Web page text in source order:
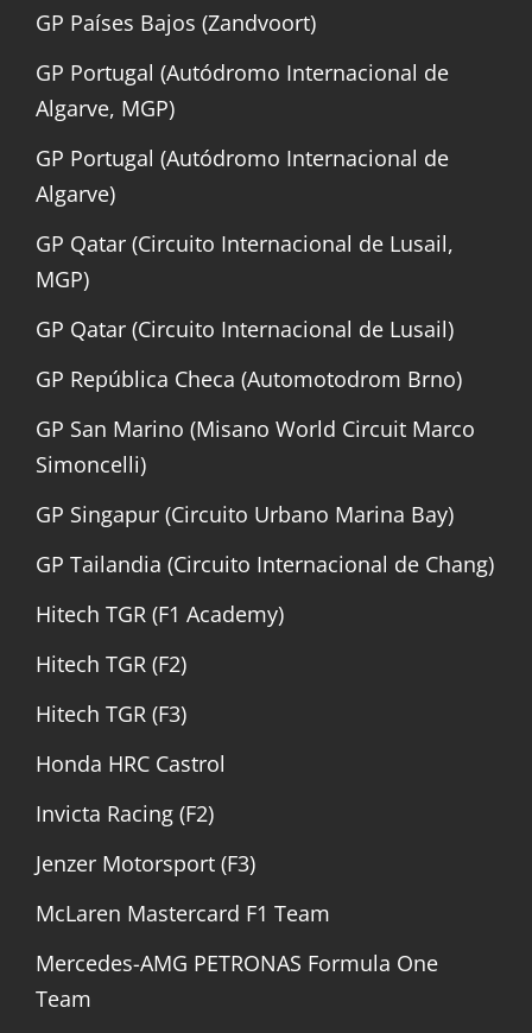
GP Países Bajos (Zandvoort)
GP Portugal (Autódromo Internacional de
Algarve, MGP)
GP Portugal (Autódromo Internacional de
Algarve)
GP Qatar (Circuito Internacional de Lusail,
MGP)
GP Qatar (Circuito Internacional de Lusail)
GP República Checa (Automotodrom Brno)
GP San Marino (Misano World Circuit Marco
Simoncelli)
GP Singapur (Circuito Urbano Marina Bay)
GP Tailandia (Circuito Internacional de Chang)
Hitech TGR (F1 Academy)
Hitech TGR (F2)
Hitech TGR (F3)
Honda HRC Castrol
Invicta Racing (F2)
Jenzer Motorsport (F3)
McLaren Mastercard F1 Team
Mercedes-AMG PETRONAS Formula One
Team